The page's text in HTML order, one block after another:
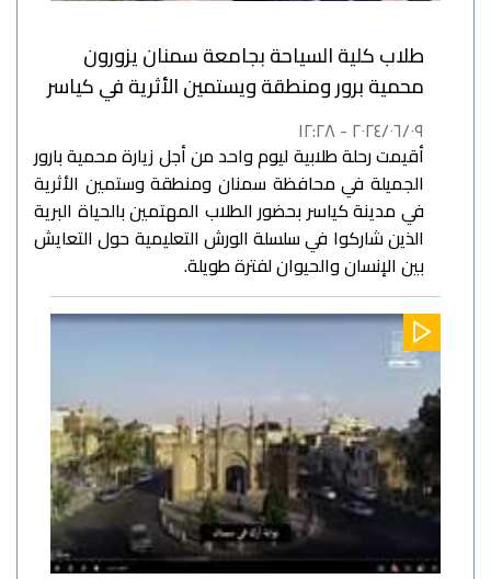
طلاب كلية السياحة بجامعة سمنان يزورون
محمية برور ومنطقة ويستمين الأثرية في كياسر
٢٠٢٤/٠٦/٠٩ - ١٢:٢٨
أقيمت رحلة طلابية ليوم واحد من أجل زيارة محمية بارور
الجميلة في محافظة سمنان ومنطقة وستمين الأثرية
في مدينة كياسر بحضور الطلاب المهتمين بالحياة البرية
الذين شاركوا في سلسلة الورش التعليمية حول التعايش
بين الإنسان والحيوان لفترة طويلة.